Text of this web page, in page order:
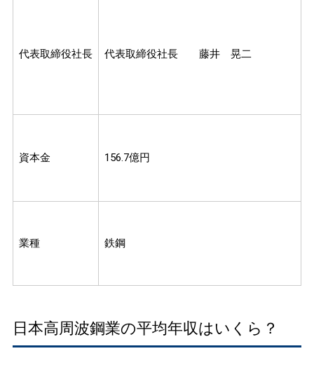
代表取締役社長 代表取締役社長 藤井 晃二
資本金 156.7億円
業種 鉄鋼
日本高周波鋼業の平均年収はいくら？